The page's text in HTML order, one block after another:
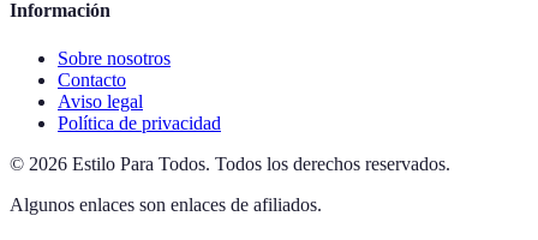
Información
Sobre nosotros
Contacto
Aviso legal
Política de privacidad
© 2026 Estilo Para Todos. Todos los derechos reservados.
Algunos enlaces son enlaces de afiliados.